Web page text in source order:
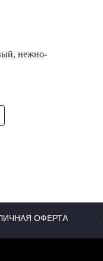
нежно-
ОФЕРТА